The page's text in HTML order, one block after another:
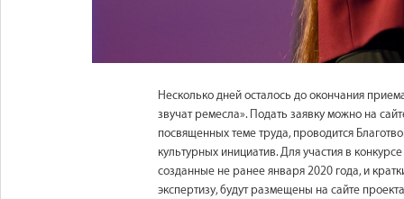
Несколько дней осталось до окончания
звучат ремесла». Подать заявку можно на
посвященных теме труда, проводится
культурных инициатив. Для участия в
созданные не ранее января 2020 года, и
экспертизу, будут размещены на сайте